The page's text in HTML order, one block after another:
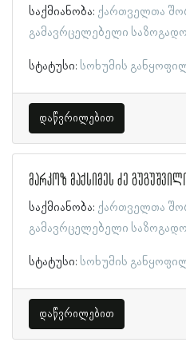
საქმიანობა: ქართველთა
გამავრცელებელი
სტატუსი: სოხუმის
დაწვრილებით
მარკოზ მაქსიმეს ძე
საქმიანობა: ქართველთა
გამავრცელებელი
სტატუსი: სოხუმის
დაწვრილებით